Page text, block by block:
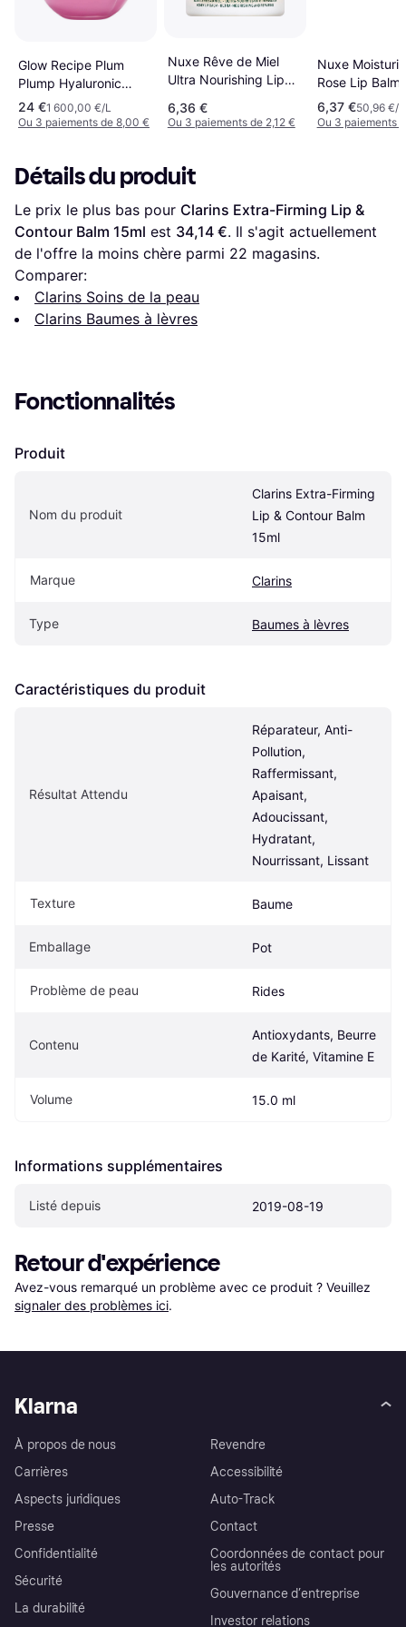
Glow Recipe Plum
Plump Hyaluronic
Gloss Balm 15ml
24 €1 600,00 €/L
Ou 3 paiements de 8,00 €
Nuxe Rêve de Miel
Ultra Nourishing Lip
6,36 €
Ou 3 paiements de 2,12 €
Nuxe
Rose Lip Balm
Rose 15g
6,37 €50,96 €/L
Ou 3 paiements
Détails du produit
Le prix le plus bas pour Clarins Extra-Firming Lip &
Contour Balm 15ml est 34,14 €. Il s'agit actuellement
de l'offre la moins chère parmi 22 magasins.
Comparer:
Clarins Soins de la peau
Clarins Baumes à lèvres
Fonctionnalités
Produit
Nom du produit
Clarins Extra-Firming
Lip & Contour Balm
15ml
Marque Clarins
Type Baumes à lèvres
Caractéristiques du produit
Résultat Attendu
Réparateur, Anti-
Pollution,
Raffermissant,
Apaisant,
Adoucissant,
Hydratant,
Nourrissant, Lissant
Texture Baume
Emballage Pot
Problème de peau Rides
Contenu
Antioxydants, Beurre
de Karité, Vitamine E
Volume 15.0 ml
Informations supplémentaires
Listé depuis 2019-08-19
Retour d'expérience
Avez-vous remarqué un problème avec ce produit ? Veuillez
signaler des problèmes ici.
Klarna
À propos de nous
Carrières
Aspects juridiques
Presse
Confidentialité
Sécurité
La durabilité
Revendre
Accessibilité
Auto-Track
Contact
Coordonnées de contact pour
les autorités
Gouvernance d’entreprise
Investor relations